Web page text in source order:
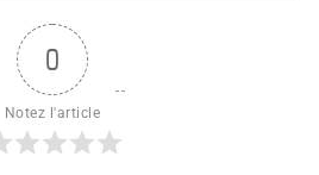
0
Notez l'article